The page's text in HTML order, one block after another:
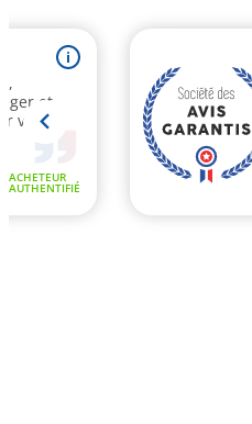
i
et
votre
ACHETEUR
AUTHENTIFIÉ